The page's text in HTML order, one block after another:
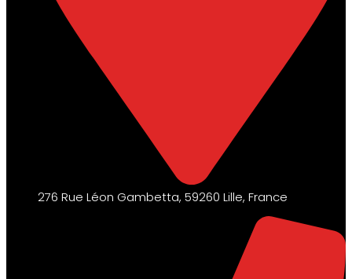
276 Rue Léon Gambetta, 59260 Lille, France